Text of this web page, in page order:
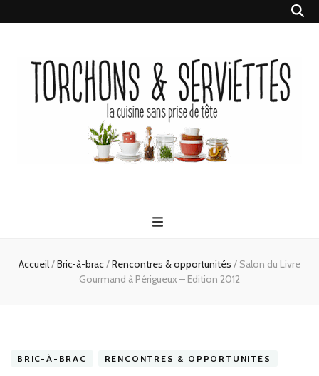
Serviettes
Accueil/Bric-à-brac/Rencontres & opportunités / Salon du Livre
Gourmand à Périgueux – Edition 2012
BRIC-À-BRAC RENCONTRES & OPPORTUNITÉS